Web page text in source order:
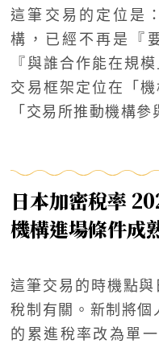
這筆交易的定位是
構，已經不再是『
『與誰合作能在規
交易框架定位在「
「交易所推動機構參
日本加密稅率
機構進場條件成
這筆交易的時機點
稅制有關。新制將
的累進稅率改為單